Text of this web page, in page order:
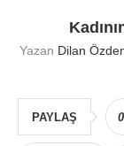
Yazan Dilan
PAYLAŞ 0